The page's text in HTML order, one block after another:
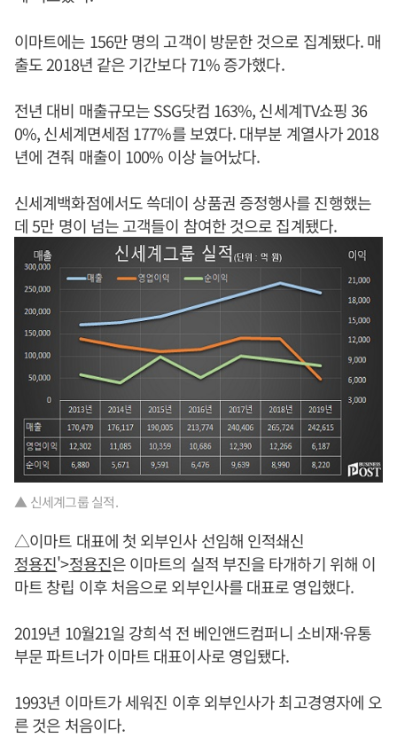
이마트에는 156만 명의 고객이 방문한 것으로 집계됐다. 매
출도 2018년 같은 기간보다 71% 증가했다.
전년 대비 매출규모는 SSG닷컴 163%, 신세계TV쇼핑 36
0%, 신세계면세점 177%를 보였다. 대부분 계열사가 2018
년에 견줘 매출이 100% 이상 늘어났다.
신세계백화점에서도 쓱데이 상품권 증정행사를 진행했는
데 5만 명이 넘는 고객들이 참여한 것으로 집계됐다.
▲ 신세계그룹 실적.
△이마트 대표에 첫 외부인사 선임해 인적쇄신
정용진'>정용진은 이마트의 실적 부진을 타개하기 위해 이
마트 창립 이후 처음으로 외부인사를 대표로 영입했다.
2019년 10월21일 강희석 전 베인앤드컴퍼니 소비재·유통
부문 파트너가 이마트 대표이사로 영입됐다.
1993년 이마트가 세워진 이후 외부인사가 최고경영자에 오
른 것은 처음이다.